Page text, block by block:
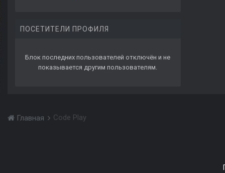
ПОСЕТИТЕЛИ ПРОФИЛЯ
Блок последних пользователей отключён и не
показывается другим пользователям.
Главная Code Play